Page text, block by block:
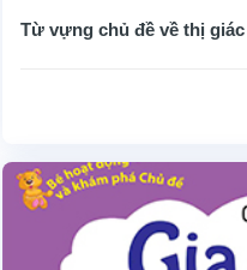
Từ vựng chủ đề về thị giác